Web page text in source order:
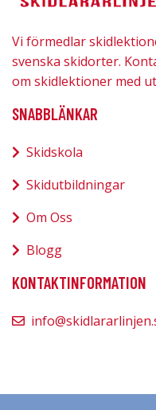
Vi förmedlar
svenska skidorter.
om skidlektioner med
SNABBLÄNKAR
Skidskola
Skidutbildningar
Om Oss
Blogg
KONTAKTINFORMATION